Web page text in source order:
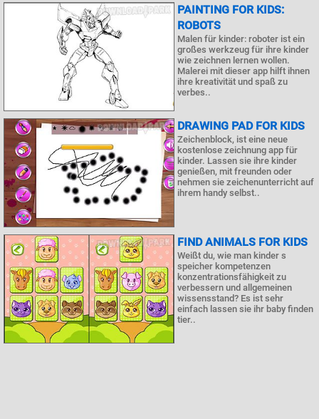
PAINTING FOR KIDS:
ROBOTS
Malen für kinder: roboter ist ein
großes werkzeug für ihre kinder
wie zeichnen lernen wollen.
Malerei mit dieser app hilft ihnen
ihre kreativität und spaß zu
verbes..
DRAWING PAD FOR KIDS
Zeichenblock, ist eine neue
kostenlose zeichnung app für
kinder. Lassen sie ihre kinder
genießen, mit freunden oder
nehmen sie zeichenunterricht auf
ihrem handy selbst..
FIND ANIMALS FOR KIDS
Weißt du, wie man kinder s
speicher kompetenzen
konzentrationsfähigkeit zu
verbessern und allgemeinen
wissensstand? Es ist sehr
einfach lassen sie ihr baby finden
tier..